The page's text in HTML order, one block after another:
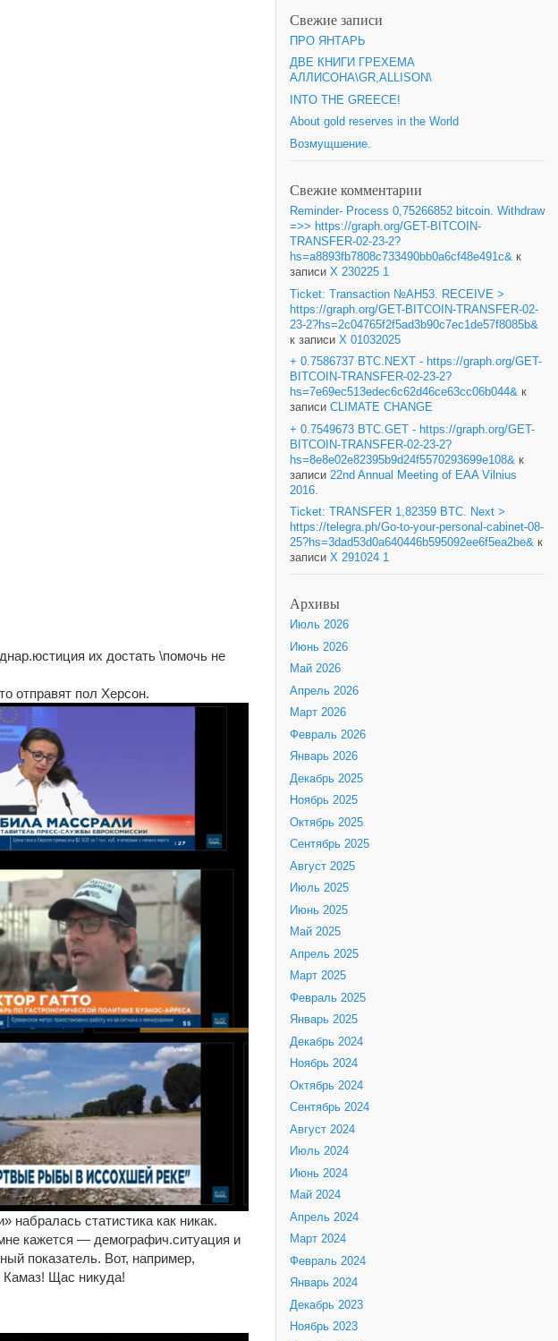
их достать \помочь не
отправят пол Херсон.
набралась статистика как никак.
кажется — демографич.ситуация и
показатель. Вот, например,
Камаз! Щас никуда!
Свежие записи
ПРО ЯНТАРЬ
ДВЕ КНИГИ ГРЕХЕМА
АЛЛИСОНА\GR,ALLISON\
INTO THE GREECE!
About gold reserves in the World
Возмущшение.
Свежие комментарии
Reminder- Process 0,75266852 bitcoin. Withdraw
=>> https://graph.org/GET-BITCOIN-
TRANSFER-02-23-2?
hs=a8893fb7808c733490bb0a6cf48e491c& к
записи X 230225 1
Ticket: Transaction №AH53. RECEIVE >
https://graph.org/GET-BITCOIN-TRANSFER-02-
23-2?hs=2c04765f2f5ad3b90c7ec1de57f8085b&
к записи X 01032025
+ 0.7586737 BTC.NEXT - https://graph.org/GET-
BITCOIN-TRANSFER-02-23-2?
hs=7e69ec513edec6c62d46ce63cc06b044& к
записи CLIMATE CHANGE
+ 0.7549673 BTC.GET - https://graph.org/GET-
BITCOIN-TRANSFER-02-23-2?
hs=8e8e02e82395b9d24f5570293699e108& к
записи 22nd Annual Meeting of EAA Vilnius
2016.
Ticket: TRANSFER 1,82359 BTC. Next >
https://telegra.ph/Go-to-your-personal-cabinet-08-
25?hs=3dad53d0a640446b595092ee6f5ea2be& к
записи X 291024 1
Архивы
Июль 2026
Июнь 2026
Май 2026
Апрель 2026
Март 2026
Февраль 2026
Январь 2026
Декабрь 2025
Ноябрь 2025
Октябрь 2025
Сентябрь 2025
Август 2025
Июль 2025
Июнь 2025
Май 2025
Апрель 2025
Март 2025
Февраль 2025
Январь 2025
Декабрь 2024
Ноябрь 2024
Октябрь 2024
Сентябрь 2024
Август 2024
Июль 2024
Июнь 2024
Май 2024
Апрель 2024
Март 2024
Февраль 2024
Январь 2024
Декабрь 2023
Ноябрь 2023